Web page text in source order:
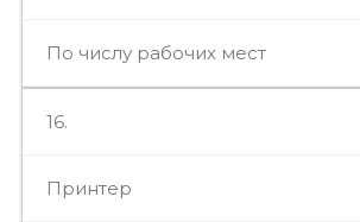
По числу рабочих мест
16.
Принтер